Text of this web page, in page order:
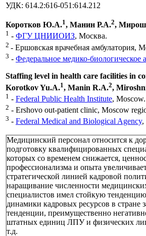
УДК: 614.2:616-051:614.212
Коротков Ю.А.1, Манин Р.А.2,
1 - ФГУ ЦНИИОИЗ, Москва.
2 - Ершовская врачебная амбулатория,
3 - Федеральное медико-биологическое
Staffing level in health care facilities in
Korotkov Yu.A.1, Manin R.A.2,
1 - Federal Public Health Institute, Moscow.
2 - Ershovo out-patient clinic, Moscow
3 - Federal Medical and Biological Agency,
Медицинский персонал относится к
подготовку квалифицированных
которых со временем снижается,
профессионализма и опыта
стратегической линией кадровой
наращивание численности
специалистов имел стойкую
динамики кадровых ресурсов в стране
тенденции, преимущественно
штатных единиц ЛПУ и физических
т.д.